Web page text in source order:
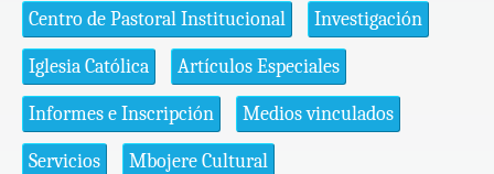
Centro de Pastoral Institucional Investigación
Iglesia Católica Artículos Especiales
Informes e Inscripción Medios vinculados
Servicios Mbojere Cultural